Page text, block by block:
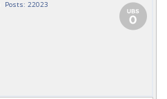
Posts: 22023